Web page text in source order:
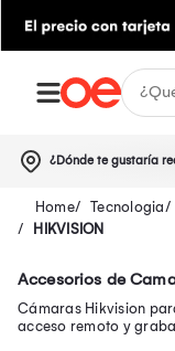
¿Dónde te gustaría
Tecnologia
HIKVISION
Accesorios de
Cámaras Hikvision
acceso remoto y